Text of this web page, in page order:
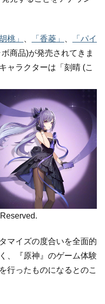
桃」 「香菱」
「パイ
商品)が発売されてきま
ャラクターは「刻晴 (こ
マイズの度合いを全面的
、『原神』のゲーム体験
行ったものになるとのこ